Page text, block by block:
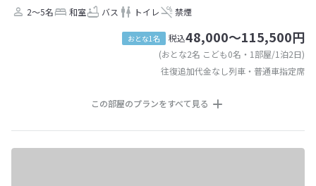
2～5名 和室 バス トイレ 禁煙
おとな1名 税込48,000～115,500円
(おとな2名 こども0名・1部屋/1泊2日)
往復追加代金なし列車・普通車指定席
この部屋のプランをすべて見る